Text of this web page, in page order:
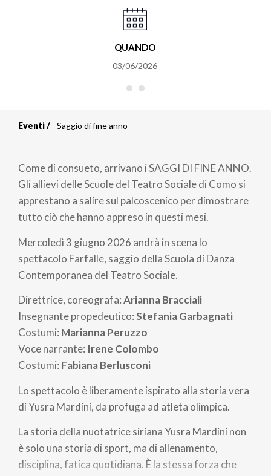
QUANDO
03/06/2026
di
pane
Eventi Saggio di fine anno
Come di consueto, arrivano i SAGGI DI FINE ANNO.
Gli allievi delle Scuole del Teatro Sociale di Como si
apprestano a salire sul palcoscenico per dimostrare
tutto ciò che hanno appreso in questi mesi.
Mercoledì 3 giugno 2026 andrà in scena lo
spettacolo Farfalle, saggio della Scuola di Danza
Contemporanea del Teatro Sociale.
Direttrice, coreografa:Arianna Bracciali
Insegnante propedeutico:Stefania Garbagnati
Costumi: Marianna Peruzzo
Voce narrante: Irene Colombo
Costumi: Fabiana Berlusconi
Lo spettacolo è liberamente ispirato alla storia vera
di Yusra Mardini, da profuga ad atleta olimpica.
La storia della nuotatrice siriana Yusra Mardini non
è solo una storia di sport, ma di allenamento,
disciplina, fatica quotidiana. È la stessa forza che